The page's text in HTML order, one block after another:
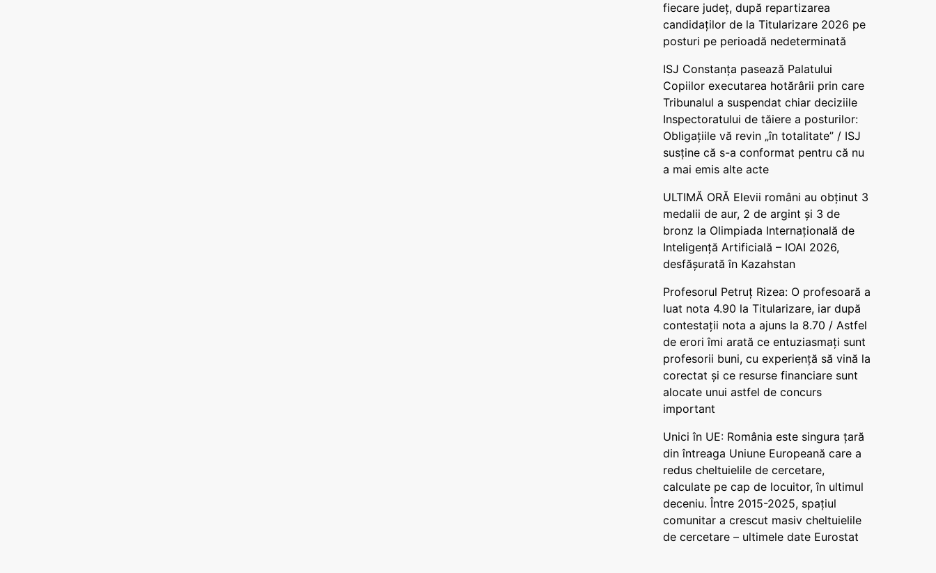
fiecare județ, după repartizarea
candidaților de la Titularizare 2026 pe
posturi pe perioadă nedeterminată
ISJ Constanța pasează Palatului
Copiilor executarea hotărârii prin care
Tribunalul a suspendat chiar deciziile
Inspectoratului de tăiere a posturilor:
Obligațiile vă revin „în totalitate” / ISJ
susține că s-a conformat pentru că nu
a mai emis alte acte
ULTIMĂ ORĂ Elevii români au obținut 3
medalii de aur, 2 de argint și 3 de
bronz la Olimpiada Internațională de
Inteligență Artificială – IOAI 2026,
desfășurată în Kazahstan
Profesorul Petruț Rizea: O profesoară a
luat nota 4.90 la Titularizare, iar după
contestații nota a ajuns la 8.70 / Astfel
de erori îmi arată ce entuziasmați sunt
profesorii buni, cu experiență să vină la
corectat și ce resurse financiare sunt
alocate unui astfel de concurs
important
Unici în UE: România este singura țară
din întreaga Uniune Europeană care a
redus cheltuielile de cercetare,
calculate pe cap de locuitor, în ultimul
deceniu. Între 2015-2025, spațiul
comunitar a crescut masiv cheltuielile
de cercetare – ultimele date Eurostat